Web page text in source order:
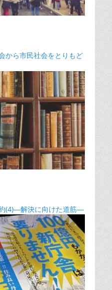
から市民社会をとりもど
(4)―解決に向けた道筋―